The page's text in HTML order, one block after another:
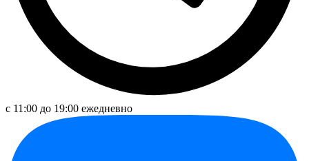
с 11:00 до 19:00 ежедневно